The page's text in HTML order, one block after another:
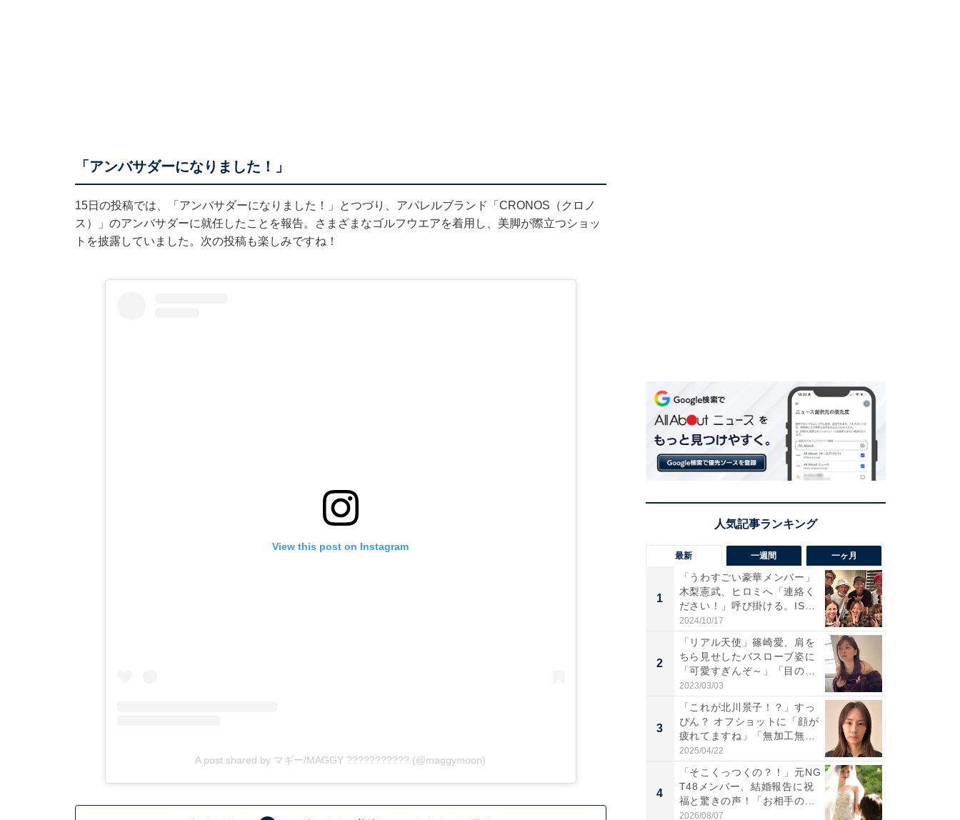
「アンバサダーになりました！」
15日の投稿では、「アンバサダーになりました！」とつづり、アパレルブランド「CRONOS（クロノ
ス）」のアンバサダーに就任したことを報告。さまざまなゴルフウエアを着用し、美脚が際立つショッ
トを披露していました。次の投稿も楽しみですね！
View this post on Instagram
A post shared by マギー/MAGGY ??????????? (@maggymoon)
最新 一週間 一ヶ月
1
「うわすごい豪華メンバー」
木梨憲武、ヒロミへ「連絡く
ださい！」呼び掛ける。IS
S...
2024/10/17
2
「リアル天使」篠崎愛、肩を
ちら見せしたバスローブ姿に
「可愛すぎんぞ～」「目の表
情...
2023/03/03
3
「これが北川景子！？」すっ
ぴん？ オフショットに「顔が
疲れてますね」「無加工無
表...
2025/04/22
4
「そこくっつくの？！」元NG
T48メンバー、結婚報告に祝
福と驚きの声！「お相手の...
2026/08/07